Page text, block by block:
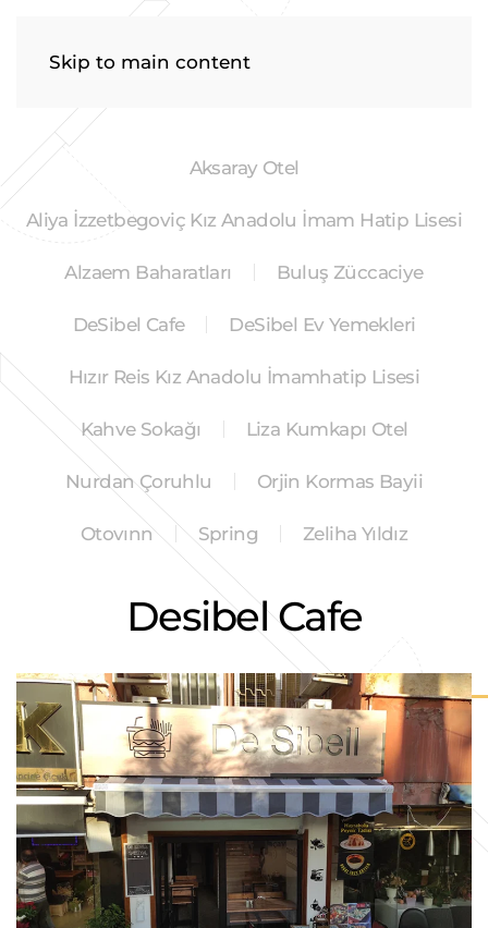
Skip to main content
Aksaray Otel
Aliya İzzetbegoviç Kız Anadolu İmam Hatip Lisesi
Alzaem Baharatları Buluş Züccaciye
DeSibel Cafe DeSibel Ev Yemekleri
Hızır Reis Kız Anadolu İmamhatip Lisesi
Kahve Sokağı Liza Kumkapı Otel
Nurdan Çoruhlu Orjin Kormas Bayii
Otovınn Spring Zeliha Yıldız
Desibel Cafe